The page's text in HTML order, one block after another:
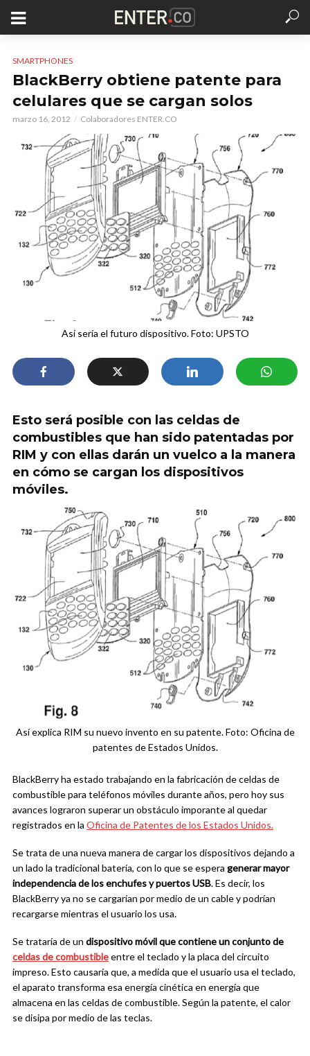
SMARTPHONES
BlackBerry obtiene patente para
celulares que se cargan solos
marzo 16, 2012 Colaboradores ENTER.CO
Así sería el futuro dispositivo. Foto: UPSTO
Esto será posible con las celdas de
combustibles que han sido patentadas por
RIM y con ellas darán un vuelco a la manera
en cómo se cargan los dispositivos
móviles.
Así explica RIM su nuevo invento en su patente. Foto: Oficina de
patentes de Estados Unidos.
BlackBerry ha estado trabajando en la fabricación de celdas de
combustible para teléfonos móviles durante años, pero hoy sus
avances lograron superar un obstáculo imporante al quedar
registrados en la Oficina de Patentes de los Estados Unidos.
Se trata de una nueva manera de cargar los dispositivos dejando a
un lado la tradicional batería, con lo que se espera generar mayor
independencia de los enchufes y puertos USB. Es decir, los
BlackBerry ya no se cargarían por medio de un cable y podrían
recargarse mientras el usuario los usa.
Se trataría de un dispositivo móvil que contiene un conjunto de
celdas de combustibleentre el teclado y la placa del circuito
impreso. Esto causaría que, a medida que el usuario usa el teclado,
el aparato transforma esa energía cinética en energía que
almacena en las celdas de combustible. Según la patente, el calor
se disipa por medio de las teclas.